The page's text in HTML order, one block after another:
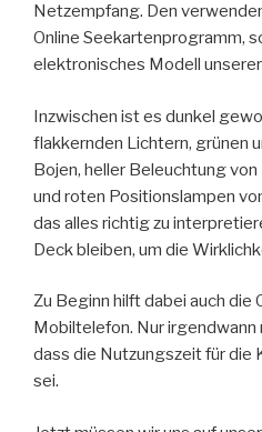
Netzempfang. Den
Online Seekartenprogramm,
elektronisches Modell
Inzwischen ist es dunkel
flakkernden Lichtern, grünen
Bojen, heller Beleuchtung
und roten Positionslampen
das alles richtig zu
Deck bleiben, um die
Zu Beginn hilft dabei auch die
Mobiltelefon. Nur
dass die Nutzungszeit für die
sei.